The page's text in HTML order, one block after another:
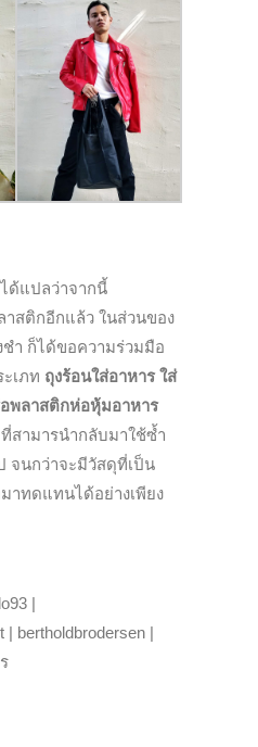
ด้แปลว่าจากนี้
สติกอีกแล้ว ในส่วนของ
ำ ก็ได้ขอความร่วมมือ
เภท ถุงร้อนใส่อาหาร ใส่
พลาสติกห่อหุ้มอาหาร
ที่สามารนำกลับมาใช้ซ้ำ
จนกว่าจะมีวัสดุที่เป็น
าทดแทนได้อย่างเพียง
|
| bertholdbrodersen |